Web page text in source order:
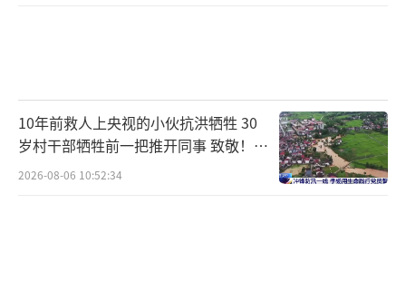
10年前救人上央视的小伙抗洪牺牲 30
岁村干部牺牲前一把推开同事 致敬！送
别！
2026-08-06 10:52:34